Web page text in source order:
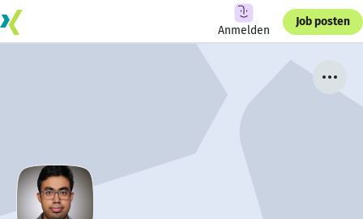
Anmelden
Job posten